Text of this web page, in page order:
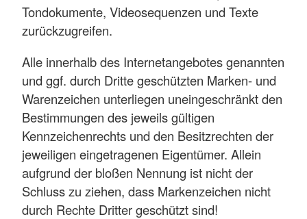
Tondokumente, Videosequenzen und Texte
zurückzugreifen.
Alle innerhalb des Internetangebotes genannten
und ggf. durch Dritte geschützten Marken- und
Warenzeichen unterliegen uneingeschränkt den
Bestimmungen des jeweils gültigen
Kennzeichenrechts und den Besitzrechten der
jeweiligen eingetragenen Eigentümer. Allein
aufgrund der bloßen Nennung ist nicht der
Schluss zu ziehen, dass Markenzeichen nicht
durch Rechte Dritter geschützt sind!